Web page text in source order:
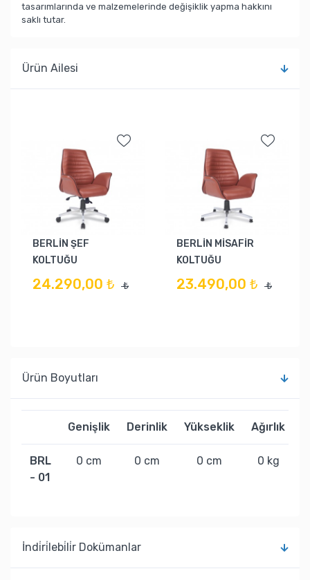
tasarımlarında ve malzemelerinde değişiklik yapma hakkını
saklı tutar.
Ürün Ailesi
BERLİN ŞEF
KOLTUĞU
24.290,00 ₺ ₺
BERLİN MİSAFİR
KOLTUĞU
23.490,00 ₺ ₺
Ürün Boyutları
Genişlik Derinlik Yükseklik Ağırlık
BRL
- 01
0 cm 0 cm 0 cm 0 kg
İndi̇ri̇lebi̇li̇r Dokümanlar